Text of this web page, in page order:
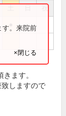
祝
す。来院前
×閉じる
ます。
しますので